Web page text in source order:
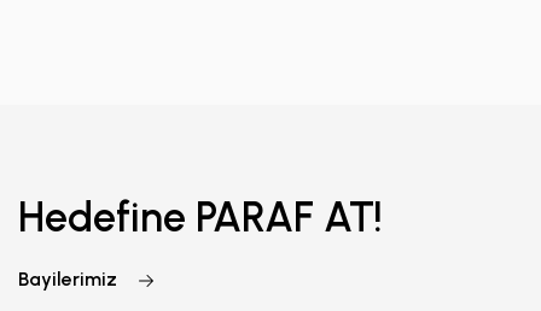
Hedefine PARAF AT!
Bayilerimiz